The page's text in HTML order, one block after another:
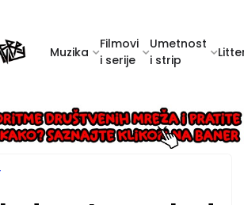
Muzika
Filmovi
i serije
Umetnost
i strip